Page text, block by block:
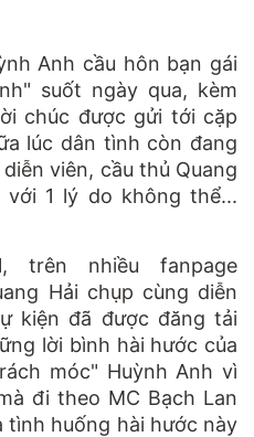
Anh cầu hôn bạn gái
suốt ngày qua, kèm
chúc được gửi tới cặp
lúc dân tình còn đang
viên, cầu thủ Quang
1 lý do không thể...
trên nhiều fanpage
Hải chụp cùng diễn
kiện đã được đăng tải
lời bình hài hước của
móc" Huỳnh Anh vì
đi theo MC Bạch Lan
tình huống hài hước này